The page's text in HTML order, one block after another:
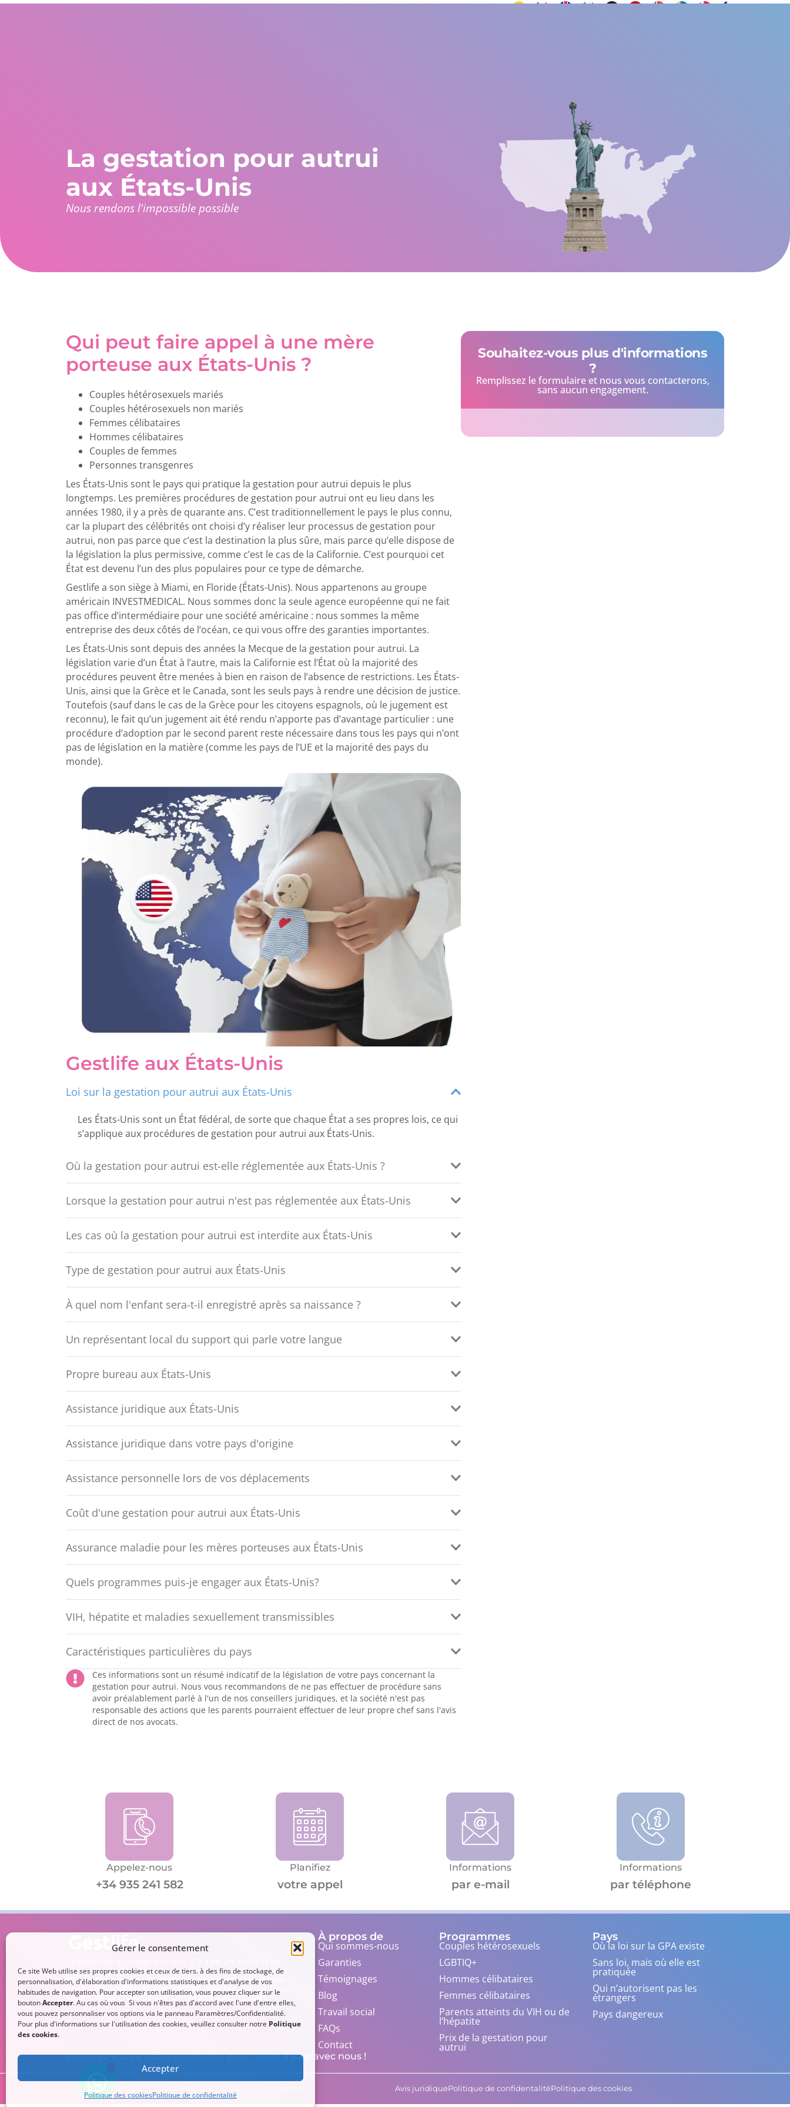
Gérer le consentement
Ce site Web utilise ses propres cookies et ceux de tiers. à des fins de stockage, de
personnalisation, d'élaboration d'informations statistiques et d'analyse de vos
habitudes de navigation. Pour accepter son utilisation, vous pouvez cliquer sur le
boutonAccepter. Au cas où vous Si vous n'êtes pas d'accord avec l'une d'entre elles,
vous pouvez personnaliser vos options via le panneau Paramètres/Confidentialité.
Pour plus d'informations sur l'utilisation des cookies, veuillez consulter notre Politique
des cookies.
Accepter
Politique des cookiesPolitique de confidentalité
La gestation pour autrui
aux États-Unis
Nous rendons l'impossible possible
Qui peut faire appel à une mère
porteuse aux États-Unis ?
Couples hétérosexuels mariés
Couples hétérosexuels non mariés
Femmes célibataires
Hommes célibataires
Couples de femmes
Personnes transgenres
Les États-Unis sont le pays qui pratique la gestation pour autrui depuis le plus
longtemps. Les premières procédures de gestation pour autrui ont eu lieu dans les
années 1980, il y a près de quarante ans. C’est traditionnellement le pays le plus connu,
car la plupart des célébrités ont choisi d’y réaliser leur processus de gestation pour
autrui, non pas parce que c’est la destination la plus sûre, mais parce qu’elle dispose de
la législation la plus permissive, comme c’est le cas de la Californie. C’est pourquoi cet
État est devenu l’un des plus populaires pour ce type de démarche.
Gestlife a son siège à Miami, en Floride (États-Unis). Nous appartenons au groupe
américain INVESTMEDICAL. Nous sommes donc la seule agence européenne qui ne fait
pas office d’intermédiaire pour une société américaine : nous sommes la même
entreprise des deux côtés de l’océan, ce qui vous offre des garanties importantes.
Les États-Unis sont depuis des années la Mecque de la gestation pour autrui. La
législation varie d’un État à l’autre, mais la Californie est l’État où la majorité des
procédures peuvent être menées à bien en raison de l’absence de restrictions. Les États-
Unis, ainsi que la Grèce et le Canada, sont les seuls pays à rendre une décision de justice.
Toutefois (sauf dans le cas de la Grèce pour les citoyens espagnols, où le jugement est
reconnu), le fait qu’un jugement ait été rendu n’apporte pas d’avantage particulier : une
procédure d’adoption par le second parent reste nécessaire dans tous les pays qui n’ont
pas de législation en la matière (comme les pays de l’UE et la majorité des pays du
monde).
Gestlife aux États-Unis
Loi sur la gestation pour autrui aux États-Unis
Les États-Unis sont un État fédéral, de sorte que chaque État a ses propres lois, ce qui
s’applique aux procédures de gestation pour autrui aux États-Unis.
Où la gestation pour autrui est-elle réglementée aux États-Unis ?
Lorsque la gestation pour autrui n'est pas réglementée aux États-Unis
Les cas où la gestation pour autrui est interdite aux États-Unis
Type de gestation pour autrui aux États-Unis
À quel nom l'enfant sera-t-il enregistré après sa naissance ?
Un représentant local du support qui parle votre langue
Propre bureau aux États-Unis
Assistance juridique aux États-Unis
Assistance juridique dans votre pays d'origine
Assistance personnelle lors de vos déplacements
Coût d'une gestation pour autrui aux États-Unis
Assurance maladie pour les mères porteuses aux États-Unis
Quels programmes puis-je engager aux États-Unis?
VIH, hépatite et maladies sexuellement transmissibles
Caractéristiques particulières du pays
Ces informations sont un résumé indicatif de la législation de votre pays concernant la
gestation pour autrui. Nous vous recommandons de ne pas effectuer de procédure sans
avoir préalablement parlé à l'un de nos conseillers juridiques, et la société n'est pas
responsable des actions que les parents pourraient effectuer de leur propre chef sans l'avis
direct de nos avocats.
Souhaitez-vous plus d'informations
?
Remplissez le formulaire et nous vous contacterons,
sans aucun engagement.
Appelez-nous
+34 935 241 582
Planifiez
votre appel
Informations
par e-mail
Informations
par téléphone
après. Et après, c’était beaucoup mieux. Alors, sans plus
tarder, nous avons commencé il y a des années ce sujet
de rendre l’irréel réel, l’impossible possible. Aujourd’hui
nous sommes plus de 200 personnes dans 11 pays.
À propos de
Qui sommes-nous
Garanties
Témoignages
Blog
Travail social
FAQs
Contact
Programmes
Couples hétérosexuels
LGBTIQ+
Hommes célibataires
Femmes célibataires
Parents atteints du VIH ou de
l’hépatite
Prix ​​de la gestation pour
autrui
Pays
Où la loi sur la GPA existe
Sans loi, mais où elle est
pratiquée
Qui n’autorisent pas les
étrangers
Pays dangereux
Inscrivez-vous à notre newsletter pour rester à jour avec nous !
Avis juridiquePolitique de confidentalitéPolitique des cookies